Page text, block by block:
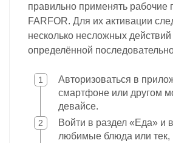
правильно применять рабочие
FARFOR. Для их активации
несколько несложных действий
определённой
Авторизоваться в
смартфоне или другом
девайсе.
Войти в раздел «Еда» и
любимые блюда или тек,